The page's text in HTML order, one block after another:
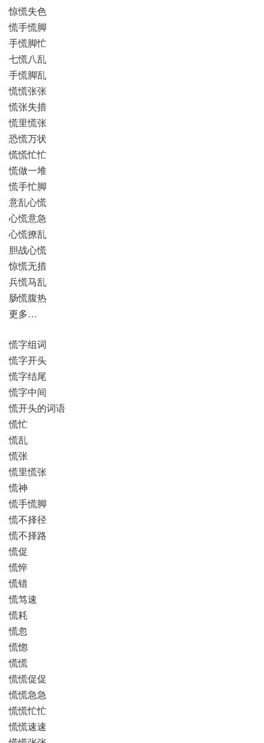
惊慌失色
慌手慌脚
手慌脚忙
七慌八乱
手慌脚乱
慌慌张张
慌张失措
慌里慌张
恐慌万状
慌慌忙忙
慌做一堆
慌手忙脚
意乱心慌
心慌意急
心慌撩乱
胆战心慌
惊慌无措
兵慌马乱
肠慌腹热
更多…
慌字组词
慌字开头
慌字结尾
慌字中间
慌开头的词语
慌忙
慌乱
慌张
慌里慌张
慌神
慌手慌脚
慌不择径
慌不择路
慌促
慌悴
慌错
慌笃速
慌耗
慌忽
慌惚
慌慌
慌慌促促
慌慌急急
慌慌忙忙
慌慌速速